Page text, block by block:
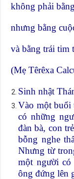
không phải
nhưng bằng
và bằng trái tim
(Mẹ Têrêxa
Sinh nhật
Vào một buổi
có những
đàn bà, con
bỗng nghe
Nhưng từ
một người
ông đứng lên